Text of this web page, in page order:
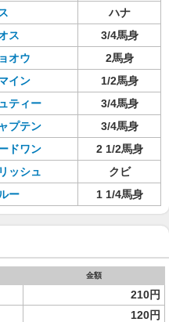
ハナ
ス
3/4馬身
オウ
2馬身
イン
1/2馬身
ティー
3/4馬身
プテン
3/4馬身
ドワン
2 1/2馬身
ッシュ
クビ
ー 1 1/4馬身
金額
210円
120円